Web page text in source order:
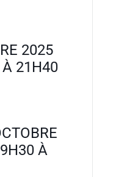
2025
21H40
À